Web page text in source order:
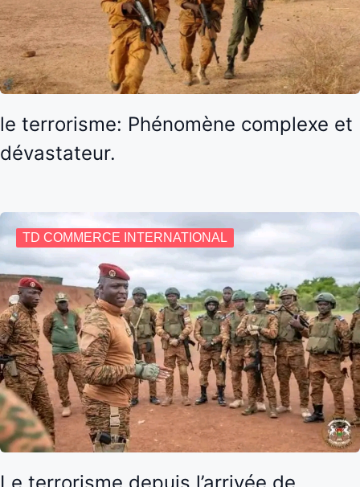
le terrorisme: Phénomène complexe et
dévastateur.
TD COMMERCE INTERNATIONAL
Le terrorisme depuis l’arrivée de